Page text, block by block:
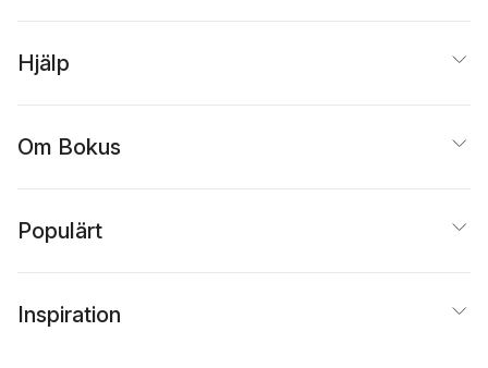
Hjälp
Om Bokus
Populärt
Inspiration